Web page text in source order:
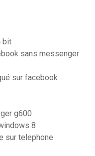
bit
sans messenger
sur facebook
g600
8
sur telephone